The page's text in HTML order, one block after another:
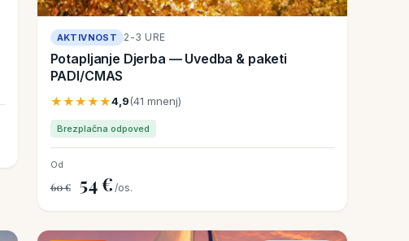
AKTIVNOST 2-3 URE
Potapljanje Djerba — Uvedba & paketi
PADI/CMAS
★★★★★4,9(41 mnenj)
Brezplačna odpoved
Od
60 € 54 € /os.